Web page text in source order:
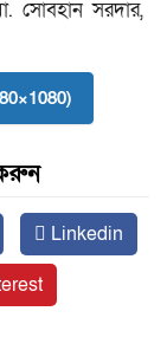
সরদার,
Linkedin